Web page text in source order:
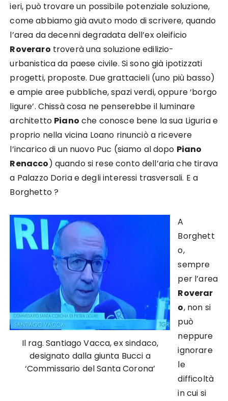
ieri, può trovare un possibile potenziale soluzione,
come abbiamo già avuto modo di scrivere, quando
l’area da decenni degradata dell’ex oleificio
Roveraro troverà una soluzione edilizio-
urbanistica da paese civile. Si sono già ipotizzati
progetti, proposte. Due grattacieli (uno più basso)
e ampie aree pubbliche, spazi verdi, oppure ‘borgo
ligure’. Chissà cosa ne penserebbe il luminare
architetto Piano che conosce bene la sua Liguria e
proprio nella vicina Loano rinunciò a ricevere
l’incarico di un nuovo Puc (siamo al dopo Piano
Renacco) quando si rese conto dell’aria che tirava
a Palazzo Doria e degli interessi trasversali. E a
Borghetto ?
Il rag. Santiago Vacca, ex sindaco,
designato dalla giunta Bucci a
‘Commissario del Santa Corona’
A
Borghett
o,
sempre
per l’area
Roverar
o, non si
può
neppure
ignorare
le
difficoltà
in cui si